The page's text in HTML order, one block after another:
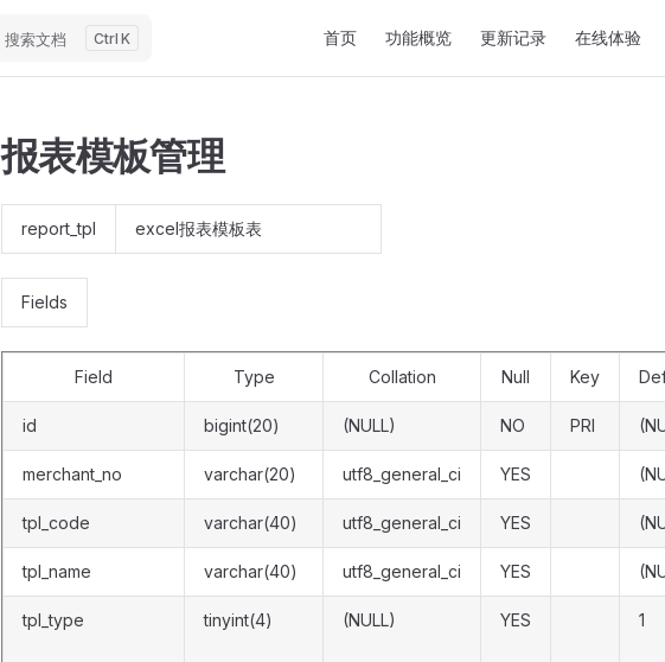
搜索文档 K 首页 功能概览 更新记录 在线体验
报表模板管理
report_tpl excel报表模板表
Fields
Field Type Collation Null Key
id bigint(20) (NULL) NO PRI
merchant_no varchar(20) utf8_general_ci YES
tpl_code varchar(40) utf8_general_ci YES
tpl_name varchar(40) utf8_general_ci YES
tpl_type tinyint(4) (NULL) YES 1